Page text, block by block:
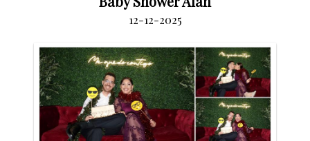
12-12-2025